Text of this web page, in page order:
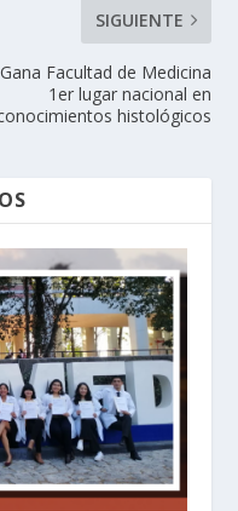
SIGUIENTE
Gana Facultad de Medicina
1er lugar nacional en
histológicos